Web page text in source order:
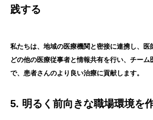
践する
私たちは、地域の医療機関と密接に連携し、医
どの他の医療従事者と情報共有を行い、チーム
で、患者さんのより良い治療に貢献します。
5. 明るく前向きな職場環境を